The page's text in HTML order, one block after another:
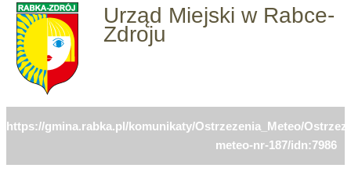
Urząd Miejski w Rabce-
Zdroju
https://gmina.rabka.pl/komunikaty/Ostrzezenia_Meteo/
meteo-nr-187/idn:7986